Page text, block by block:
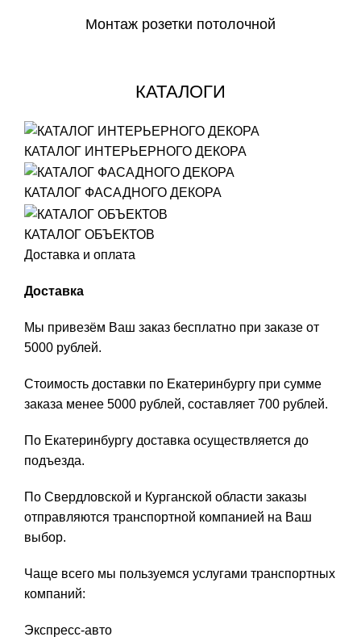
Монтаж розетки потолочной
КАТАЛОГИ
КАТАЛОГ ИНТЕРЬЕРНОГО ДЕКОРА
КАТАЛОГ ФАСАДНОГО ДЕКОРА
КАТАЛОГ ОБЪЕКТОВ
Доставка и оплата
Доставка
Мы привезём Ваш заказ бесплатно при заказе от
5000 рублей.
Стоимость доставки по Екатеринбургу при сумме
заказа менее 5000 рублей, составляет 700 рублей.
По Екатеринбургу доставка осуществляется до
подъезда.
По Свердловской и Курганской области заказы
отправляются транспортной компанией на Ваш
выбор.
Чаще всего мы пользуемся услугами транспортных
компаний:
Экспресс-авто